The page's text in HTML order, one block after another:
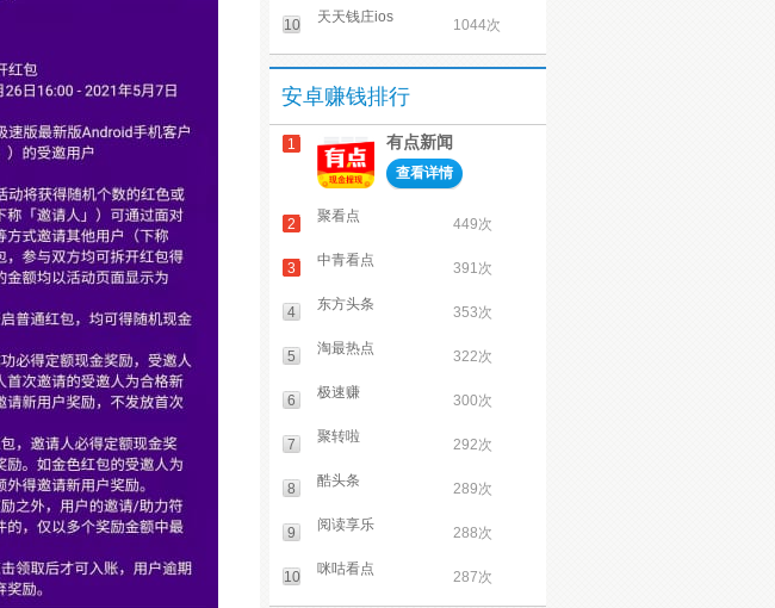
10 天天钱庄ios 1044次
安卓赚钱排行
1 有点新闻
查看详情
2 聚看点 449次
3 中青看点 391次
4 东方头条 353次
5 淘最热点 322次
6 极速赚 300次
7 聚转啦 292次
8 酷头条 289次
9 阅读享乐 288次
10 咪咕看点 287次